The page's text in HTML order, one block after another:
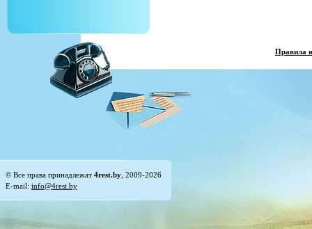
Правила
© Все права принадлежат 4rest.by , 2009-2026
E-mail: info@4rest.by